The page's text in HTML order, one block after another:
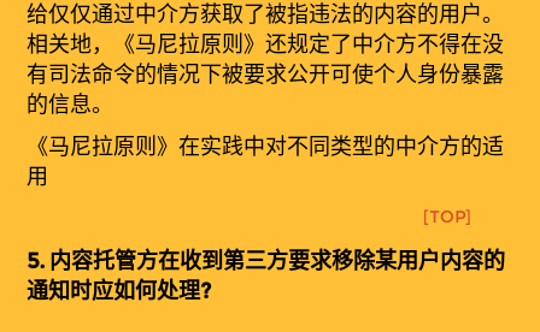
给仅仅通过中介方获取了被指违法的内容的用户。
相关地，《马尼拉原则》还规定了中介方不得在没
有司法命令的情况下被要求公开可使个人身份暴露
的信息。
《马尼拉原则》在实践中对不同类型的中介方的适
用
[TOP]
5. 内容托管方在收到第三方要求移除某用户内容的
通知时应如何处理?